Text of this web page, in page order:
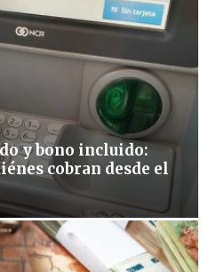
y bono incluido:
cobran desde el